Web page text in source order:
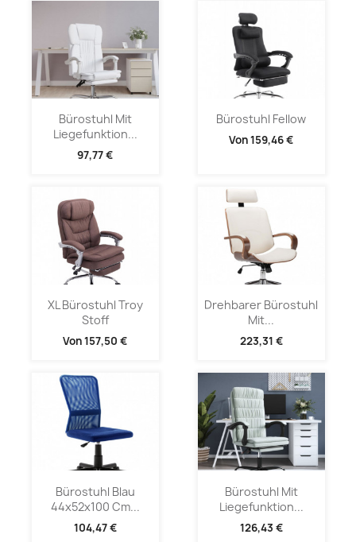
Bürostuhl Mit
Liegefunktion...
97,77 €
Bürostuhl Fellow
Von159,46 €
XL Bürostuhl Troy
Stoff
Von157,50 €
Drehbarer Bürostuhl
Mit...
223,31 €
Bürostuhl Blau
44x52x100 Cm...
104,47 €
Bürostuhl Mit
Liegefunktion...
126,43 €